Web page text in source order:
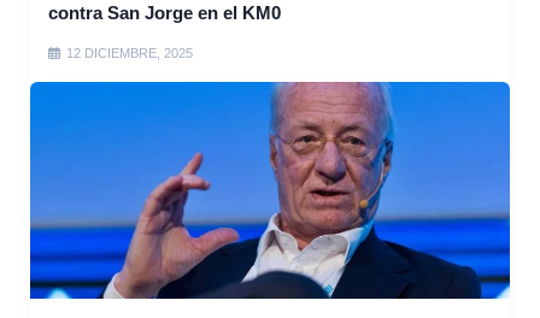
contra San Jorge en el KM0
12 DICIEMBRE, 2025